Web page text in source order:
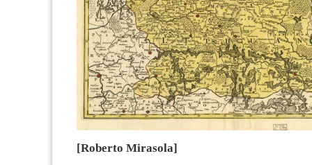
[Roberto Mirasola]